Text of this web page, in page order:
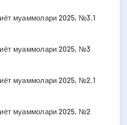
муаммолари 2025, №3.1
муаммолари 2025, №3
муаммолари 2025, №2.1
муаммолари 2025, №2